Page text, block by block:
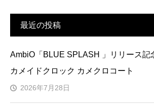
最近の投稿
AmbiO「BLUE SPLASH 」リリース記
カメイドクロック カメクロコート
2026年7月28日